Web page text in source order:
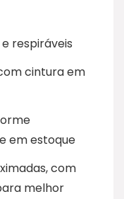
respiráveis
cintura em
em estoque
com
melhor